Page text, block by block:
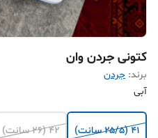
کتونی جردن وان
برند: جردن
آبی
۴۱ (۲۵/۵ سانت) ۴۲ (۲۶ سانت)